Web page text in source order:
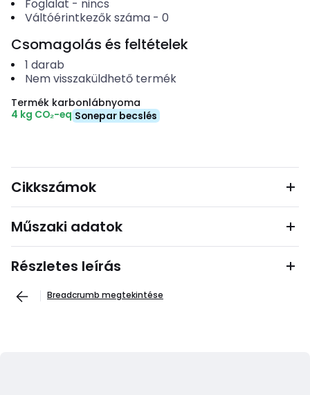
Foglalat - nincs
Váltóérintkezők száma- 0
Csomagolás és feltételek
1 darab
Nem visszaküldhető termék
Termék karbonlábnyoma
4 kg CO₂-eq Sonepar becslés
Cikkszámok
Műszaki adatok
Részletes leírás
Breadcrumb megtekintése